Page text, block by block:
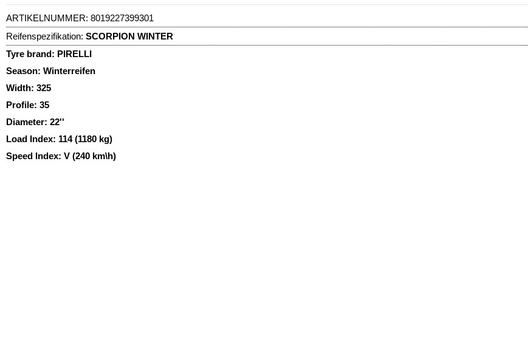
ARTIKELNUMMER: 8019227399301
Reifenspezifikation: SCORPION WINTER
Tyre brand: PIRELLI
Season: Winterreifen
Width: 325
Profile: 35
Diameter: 22''
Load Index: 114 (1180 kg)
Speed Index: V (240 km\h)